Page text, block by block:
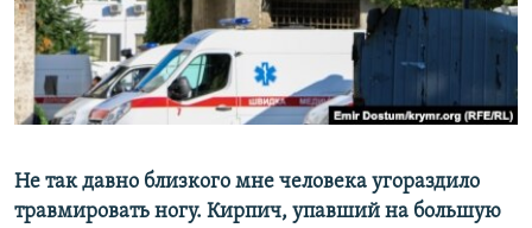
ПОБЕДИТЕЛЕЙ НЕ СУДЯТ?
КРЫМ.НЕПОКОРЕННЫЙ
ELIFBE
ПРИСОЕДИНЯЙТЕСЬ!
Все сайты RFE/RL
Не так давно близкого мне человека угораздило
травмировать ногу. Кирпич, упавший на большую